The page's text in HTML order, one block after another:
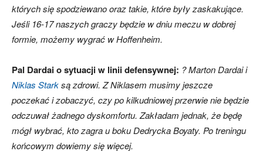
których się spodziewano oraz takie, które były zaskakujące.
Jeśli 16-17 naszych graczy będzie w dniu meczu w dobrej
formie, możemy wygrać w Hoffenheim.
Pal Dardai o sytuacji w linii defensywnej: ? Marton Dardai i
Niklas Starksą zdrowi. Z Niklasem musimy jeszcze
poczekać i zobaczyć, czy po kilkudniowej przerwie nie będzie
odczuwał żadnego dyskomfortu. Zakładam jednak, że będę
mógł wybrać, kto zagra u boku Dedrycka Boyaty. Po treningu
końcowym dowiemy się więcej.